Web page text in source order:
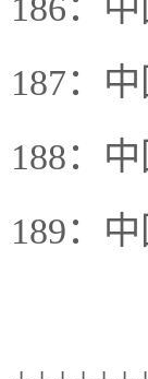
186：
187：
188：
189：